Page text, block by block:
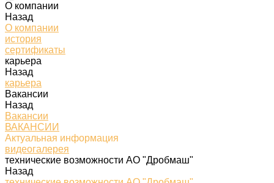
О компании
Назад
О компании
история
сертификаты
карьера
Назад
карьера
Вакансии
Назад
Вакансии
ВАКАНСИИ
Актуальная информация
видеогалерея
технические возможности АО "Дробмаш"
Назад